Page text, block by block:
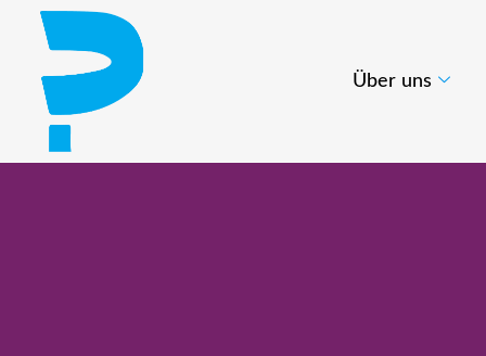
Über uns